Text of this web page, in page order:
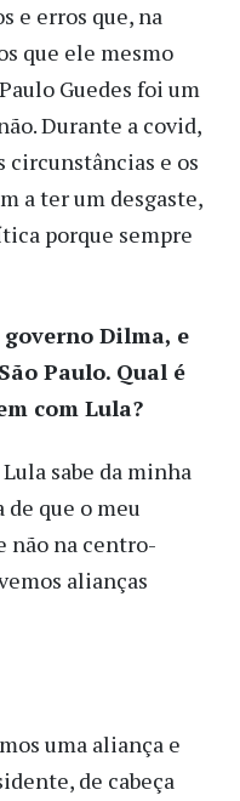
e erros que, na
que ele mesmo
Guedes foi um
Durante a covid,
circunstâncias e os
a ter um desgaste,
porque sempre
Dilma, e
Paulo. Qual é
com Lula?
sabe da minha
que o meu
não na centro-
alianças
uma aliança e
de cabeça